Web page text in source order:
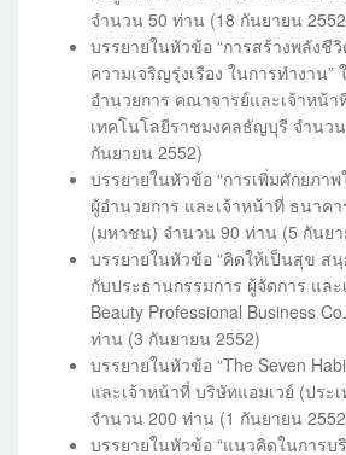
จำนวน 50 ท่าน (18 กันยายน
บรรยายในหัวข้อ “การสร้างพลังชี
ความเจริญรุ่งเรือง ในการทำงาน
อำนวยการ คณาจารย์และเจ้าหน้า
เทคโนโลยีราชมงคลธัญบุรี จำนว
กันยายน 2552)
บรรยายในหัวข้อ “การเพิ่มศักยภา
ผู้อำนวยการ และเจ้าหน้าที่ ธนาคา
(มหาชน) จำนวน 90 ท่าน (5 กันย
บรรยายในหัวข้อ “คิดให้เป็นสุข ส
กับประธานกรรมการ ผู้จัดการ แล
Beauty Professional Business
ท่าน (3 กันยายน 2552)
บรรยายในหัวข้อ “The Seven
และเจ้าหน้าที่ บริษัทแอมเวย์ (ประ
จำนวน 200 ท่าน (1 กันยายน
บรรยายในหัวข้อ “แนวคิดในการ